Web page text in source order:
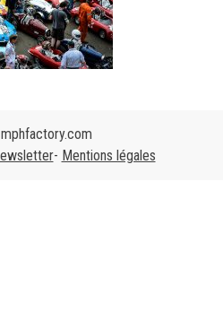
Mentions légales